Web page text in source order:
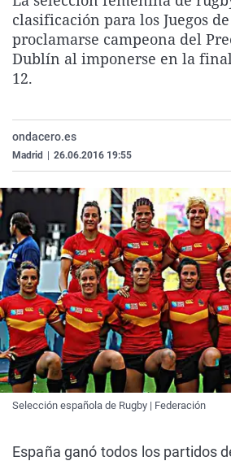
clasificación para los Juegos
proclamarse campeona del
Dublín al imponerse en la
12.
ondacero.es
Madrid 26.06.2016 19:55
Selección española de Rugby | Federación
España ganó todos los partidos